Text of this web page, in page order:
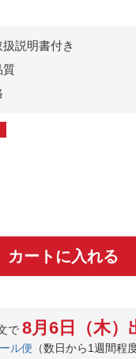
説明書付き
質
カートに入れる
で 8月6日（木）
ル便 （数日から1週間程